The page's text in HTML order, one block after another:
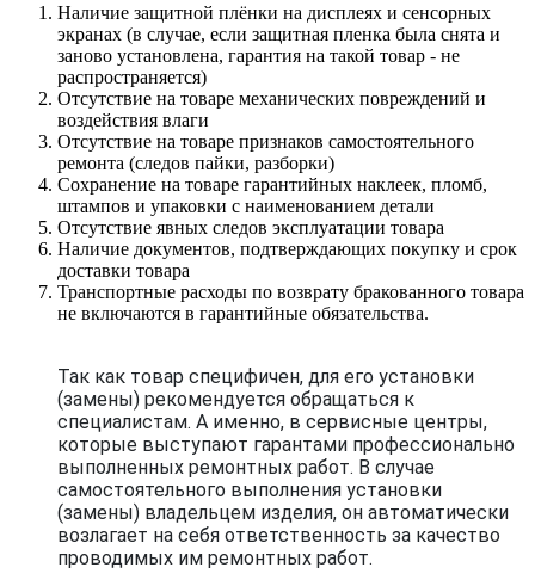
Наличие защитной плёнки на дисплеях и сенсорных
экранах (в случае, если защитная пленка была снята и
заново установлена, гарантия на такой товар - не
распространяется)
Отсутствие на товаре механических повреждений и
воздействия влаги
Отсутствие на товаре признаков самостоятельного
ремонта (следов пайки, разборки)
Сохранение на товаре гарантийных наклеек, пломб,
штампов и упаковки с наименованием детали
Отсутствие явных следов эксплуатации товара
Наличие документов, подтверждающих покупку и срок
доставки товара
Транспортные расходы по возврату бракованного товара
не включаются в гарантийные обязательства.
Так как товар специфичен, для его установки
(замены) рекомендуется обращаться к
специалистам. А именно, в сервисные центры,
которые выступают гарантами профессионально
выполненных ремонтных работ. В случае
самостоятельного выполнения установки
(замены) владельцем изделия, он автоматически
возлагает на себя ответственность за качество
проводимых им ремонтных работ.